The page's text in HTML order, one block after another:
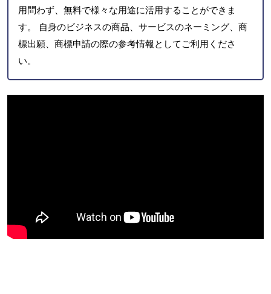
用問わず、無料で様々な用途に活用することができま
す。 自身のビジネスの商品、サービスのネーミング、商
標出願、商標申請の際の参考情報としてご利用くださ
い。